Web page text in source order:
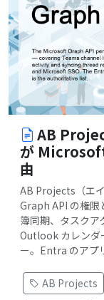
AB
が
由
AB Projects（エ
Graph API の権
簿同期、タスクア
Outlook カレンダ
ー。Entra のアプ
AB Projects